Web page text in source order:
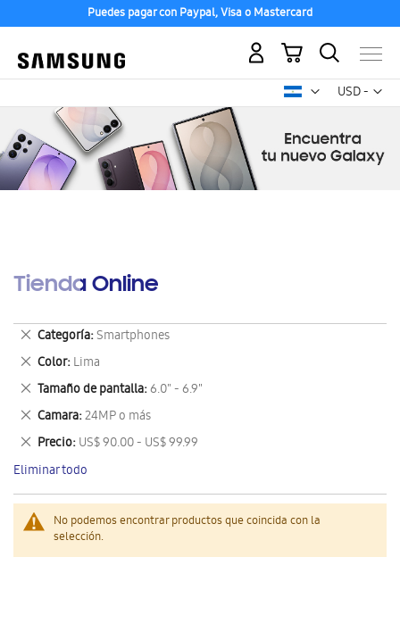
Puedes pagar con Paypal, Visa o Mastercard
USD -
dólar
Mi carrito
Tienda Online
No podemos encontrar productos que coincida con la
selección.
Categoría Smartphones
Eliminar
este
artículo
Color Lima
Eliminar
este
artículo
Tamaño de pantalla 6.0" - 6.9"
Eliminar
este
artículo
Camara 24MP o más
Eliminar
este
artículo
Precio US$ 90.00 - US$ 99.99
Eliminar
este
artículo
Eliminar todo